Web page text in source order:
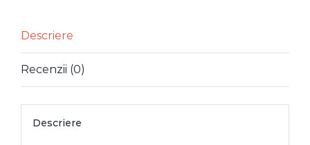
ROZ
1.20
M
Descriere
Recenzii (0)
Descriere